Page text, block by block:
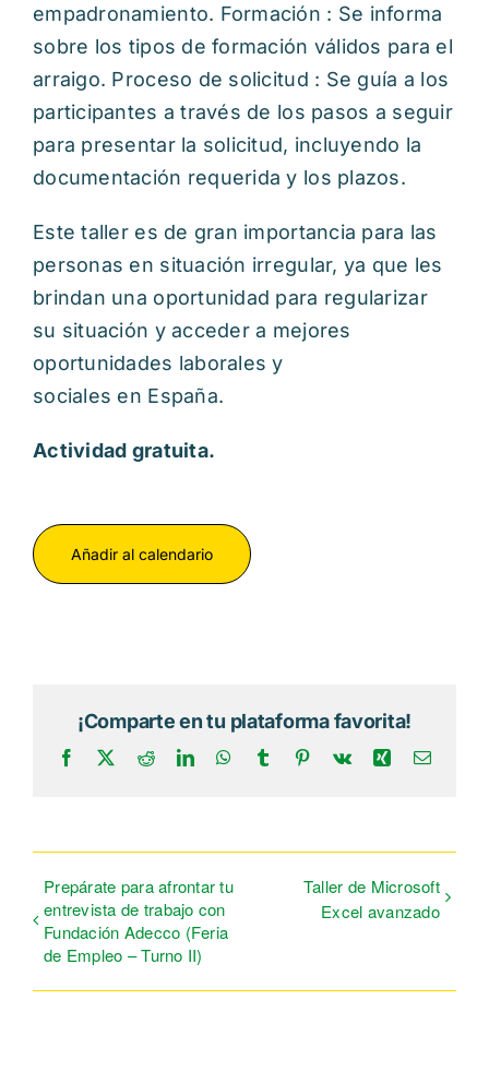
empadronamiento. Formación : Se informa
sobre los tipos de formación válidos para el
arraigo. Proceso de solicitud : Se guía a los
participantes a través de los pasos a seguir
para presentar la solicitud, incluyendo la
documentación requerida y los plazos.
Este taller es de gran importancia para las
personas en situación irregular, ya que les
brindan una oportunidad para regularizar
su situación y acceder a mejores
oportunidades laborales y
sociales en España.
Actividad gratuita.
Añadir al calendario
¡Comparte en tu plataforma favorita!
Facebook RedditLinkedInWhatsApp
Tumblr Pinterest
Vk XingCorreo
Prepárate para afrontar tu
entrevista de trabajo con
Fundación Adecco (Feria
de Empleo – Turno II)
Taller de Microsoft
Excel avanzado